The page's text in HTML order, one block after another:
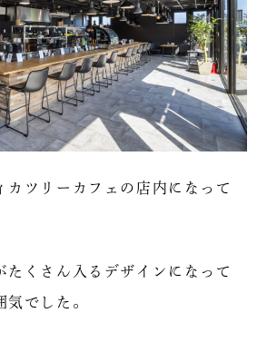
カツリーカフェの店内になって
たくさん入るデザインになって
でした。